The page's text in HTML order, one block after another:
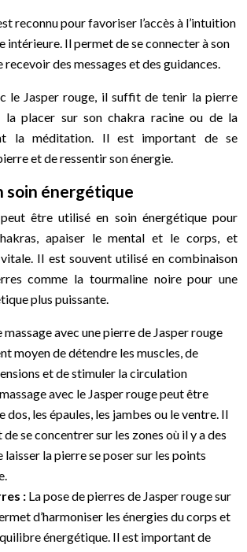
reconnu pour favoriser l’accès à l’intuition
intérieure. Il permet de se connecter à son
des messages et des guidances.
le Jasper rouge, il suffit de tenir la pierre
la placer sur son chakra racine ou de la
la méditation. Il est important de se
et de ressentir son énergie.
soin énergétique
être utilisé en soin énergétique pour
apaiser le mental et le corps, et
Il est souvent utilisé en combinaison
comme la tourmaline noire pour une
plus puissante.
massage avec une pierre de Jasper rouge
moyen de détendre les muscles, de
et de stimuler la circulation
avec le Jasper rouge peut être
dos, les épaules, les jambes ou le ventre. Il
se concentrer sur les zones où il y a des
laisser la pierre se poser sur les points
: La pose de pierres de Jasper rouge sur
d’harmoniser les énergies du corps et
énergétique. Il est important de